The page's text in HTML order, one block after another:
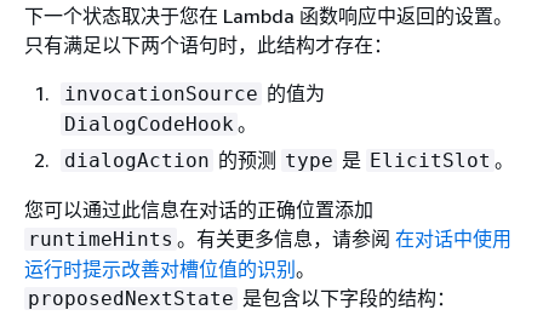
下一个状态取决于您在 Lambda 函数响应中返回的设置。
只有满足以下两个语句时，此结构才存在：
invocationSource 的值为
DialogCodeHook。
dialogAction 的预测 type 是 ElicitSlot 。
您可以通过此信息在对话的正确位置添加
runtimeHints 。有关更多信息，请参阅 在对话中使用
运行时提示改善对槽位值的识别 。
proposedNextState 是包含以下字段的结构：